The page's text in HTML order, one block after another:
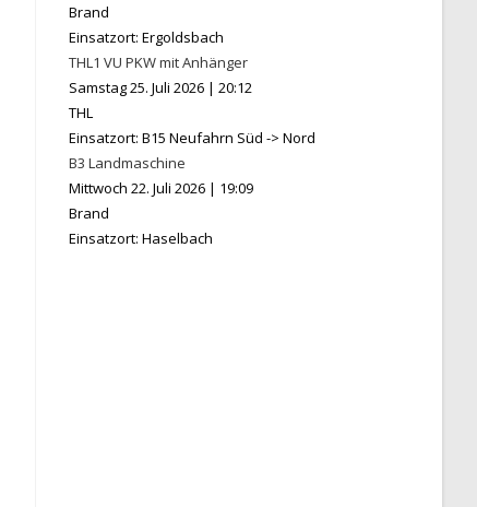
Brand
Einsatzort: Ergoldsbach
THL1 VU PKW mit Anhänger
Samstag 25. Juli 2026 |20:12
THL
Einsatzort: B15 Neufahrn Süd -> Nord
B3 Landmaschine
Mittwoch 22. Juli 2026 | 19:09
Brand
Einsatzort: Haselbach